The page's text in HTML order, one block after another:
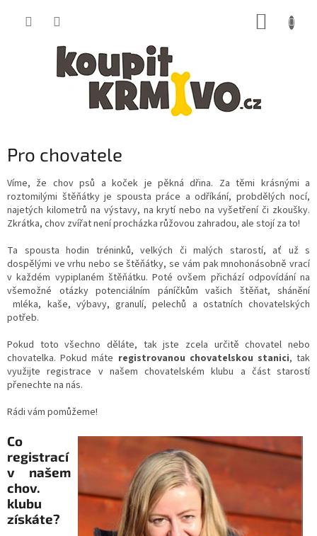
Pro chovatele
Víme, že chov psů a koček je pěkná dřina. Za těmi krásnými a
roztomilými štěňátky je spousta práce a odříkání, probdělých nocí,
najetých kilometrů na výstavy, na krytí nebo na vyšetření či zkoušky.
Zkrátka, chov zvířat není procházka růžovou zahradou, ale stojí za to!
Ta spousta hodin tréninků, velkých či malých starostí, ať už s
dospělými ve vrhu nebo se štěňátky, se vám pak mnohonásobně vrací
v každém vypiplaném štěňátku. Poté ovšem přichází odpovídání na
všemožné otázky potenciálním páníčkům vašich štěňat, shánění
mléka, kaše, výbavy, granulí, pelechů a ostatních chovatelských
potřeb.
Pokud toto všechno děláte, tak jste zcela určitě chovatel nebo
chovatelka. Pokud máte registrovanou chovatelskou stanici, tak
využijte registrace v našem chovatelském klubu a část starostí
přenechte na nás.
Rádi vám pomůžeme!
Co
registrací
v našem
chov.
klubu
získáte?